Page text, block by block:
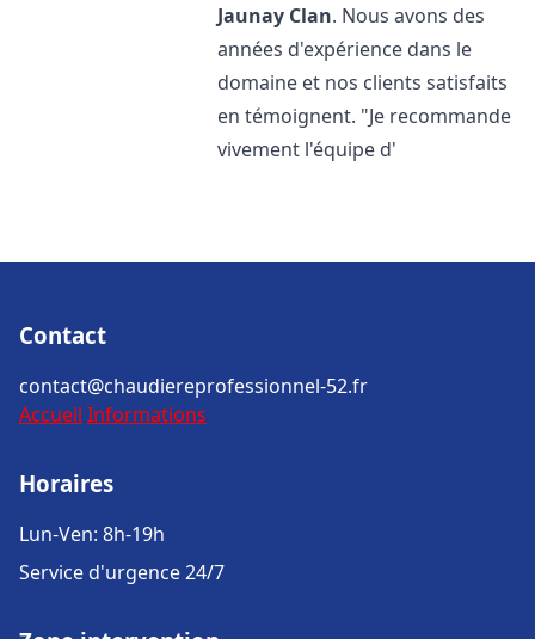
Jaunay Clan. Nous avons des
années d'expérience dans le
domaine et nos clients satisfaits
en témoignent. "Je recommande
vivement l'équipe d'
Contact
contact@chaudiereprofessionnel-52.fr
Accueil Informations
Horaires
Lun-Ven: 8h-19h
Service d'urgence 24/7